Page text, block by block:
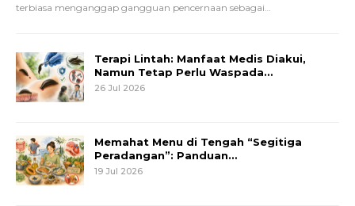
terbiasa menganggap gangguan pencernaan sebagai
Terapi Lintah: Manfaat Medis Diakui,
Namun Tetap Perlu Waspada…
26 Jul 2026
Memahat Menu di Tengah “Segitiga
Peradangan”: Panduan…
19 Jul 2026